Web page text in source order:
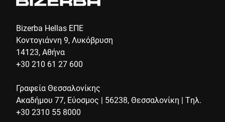
προεπισκόπηση μιας νέας γενιάς
Bizerba Hellas ΕΠΕ
Κοντογιάννη 9, Λυκόβρυση
14123, Αθήνα
+30 210 61 27 600
Γραφεία Θεσσαλονίκης
Ακαδήμου 77, Εύοσμος | 56238, Θεσσαλονίκη | Τηλ.
+30 2310 55 8000